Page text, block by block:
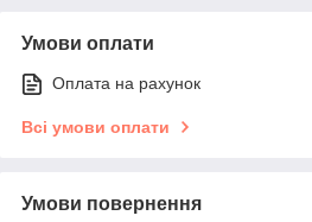
Умови оплати
Оплата на рахунок
Всі умови оплати
Умови повернення